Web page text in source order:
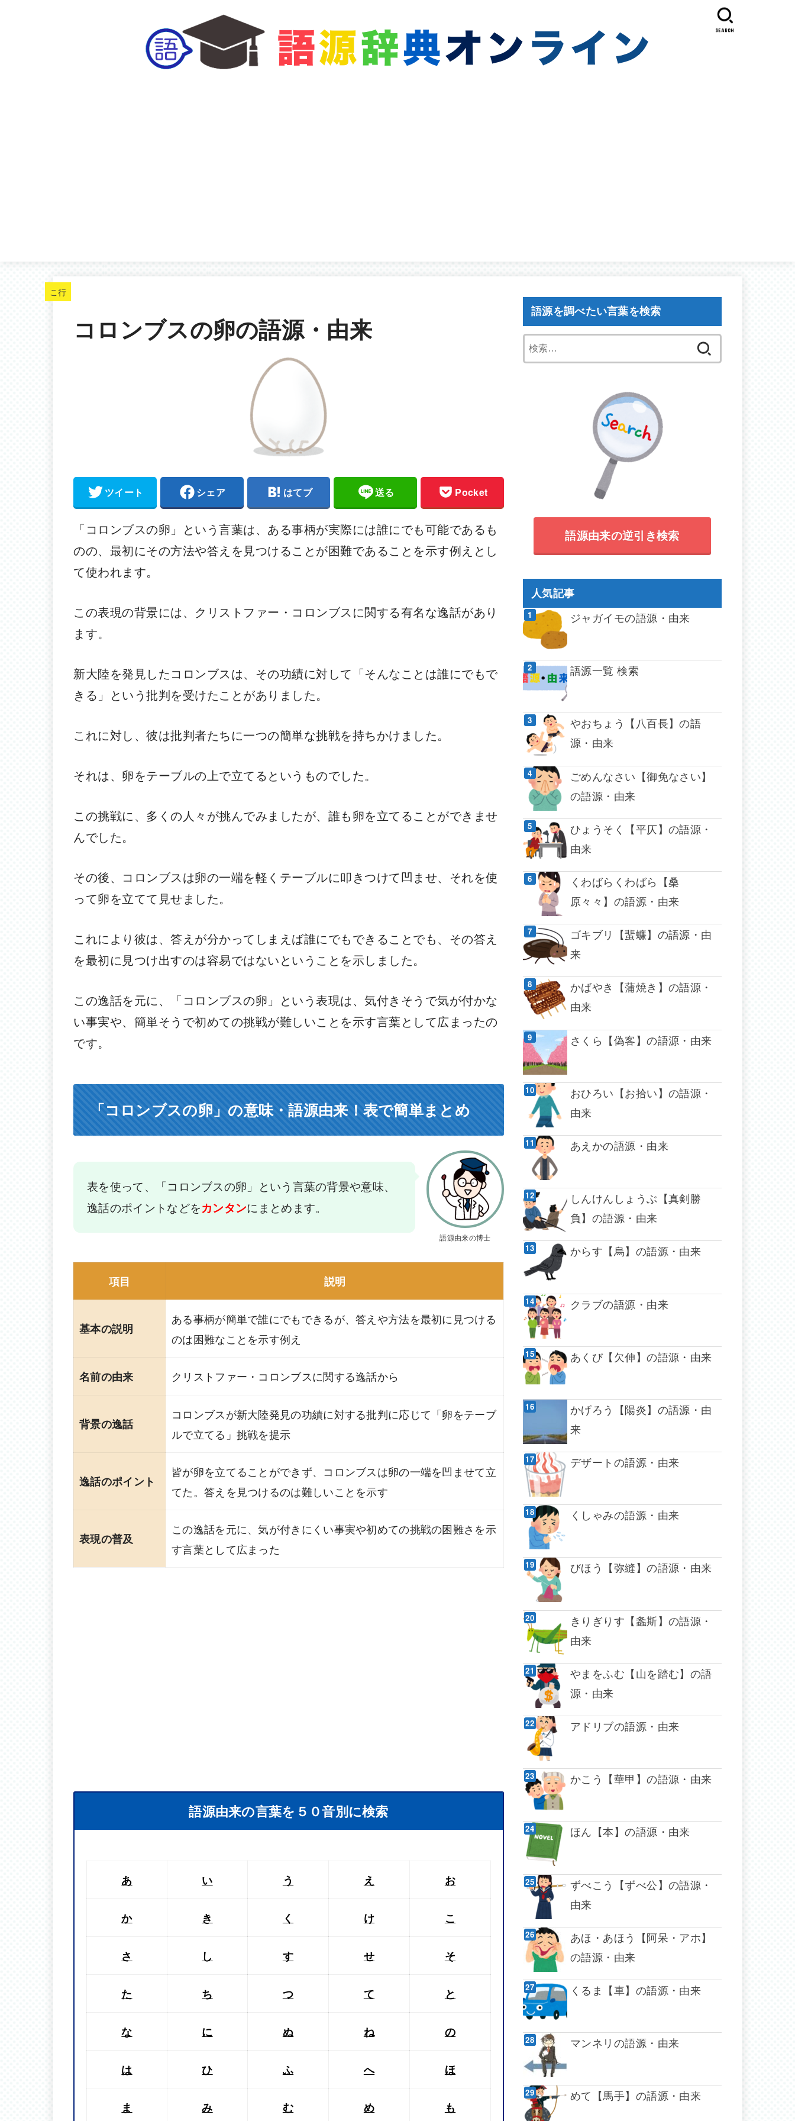
SEARCH
こ行
コロンブスの卵の語源・由来
ツイート シェア はてブ 送る Pocket
「コロンブスの卵」という言葉は、ある事柄が実際には誰にでも可能であるも
のの、最初にその方法や答えを見つけることが困難であることを示す例えとし
て使われます。
この表現の背景には、クリストファー・コロンブスに関する有名な逸話があり
ます。
新大陸を発見したコロンブスは、その功績に対して「そんなことは誰にでもで
きる」という批判を受けたことがありました。
これに対し、彼は批判者たちに一つの簡単な挑戦を持ちかけました。
それは、卵をテーブルの上で立てるというものでした。
この挑戦に、多くの人々が挑んでみましたが、誰も卵を立てることができませ
んでした。
その後、コロンブスは卵の一端を軽くテーブルに叩きつけて凹ませ、それを使
って卵を立てて見せました。
これにより彼は、答えが分かってしまえば誰にでもできることでも、その答え
を最初に見つけ出すのは容易ではないということを示しました。
この逸話を元に、「コロンブスの卵」という表現は、気付きそうで気が付かな
い事実や、簡単そうで初めての挑戦が難しいことを示す言葉として広まったの
です。
「コロンブスの卵」の意味・語源由来！表で簡単まとめ
語源由来の博士
表を使って、「コロンブスの卵」という言葉の背景や意味、
逸話のポイントなどをカンタンにまとめます。
項目 説明
基本の説明
ある事柄が簡単で誰にでもできるが、答えや方法を最初に見つける
のは困難なことを示す例え
名前の由来 クリストファー・コロンブスに関する逸話から
背景の逸話
コロンブスが新大陸発見の功績に対する批判に応じて「卵をテーブ
ルで立てる」挑戦を提示
逸話のポイント
皆が卵を立てることができず、コロンブスは卵の一端を凹ませて立
てた。答えを見つけるのは難しいことを示す
表現の普及
この逸話を元に、気が付きにくい事実や初めての挑戦の困難さを示
す言葉として広まった
語源由来の言葉を５０音別に検索
あ い う え お
か き く け こ
さ し す せ そ
た ち つ て と
な に ぬ ね の
は ひ ふ へ ほ
ま み む め も
語源を調べたい言葉を検索
索:
語源由来の逆引き検索
人気記事
ジャガイモの語源・由来
語源一覧 検索
やおちょう【八百長】の語
源・由来
ごめんなさい【御免なさい】
の語源・由来
ひょうそく【平仄】の語源・
由来
くわばらくわばら【桑
原々々】の語源・由来
ゴキブリ【蜚蠊】の語源・由
来
かばやき【蒲焼き】の語源・
由来
さくら【偽客】の語源・由来
おひろい【お拾い】の語源・
由来
あえかの語源・由来
しんけんしょうぶ【真剣勝
負】の語源・由来
からす【烏】の語源・由来
クラブの語源・由来
あくび【欠伸】の語源・由来
かげろう【陽炎】の語源・由
来
デザートの語源・由来
くしゃみの語源・由来
びほう【弥縫】の語源・由来
きりぎりす【螽斯】の語源・
由来
やまをふむ【山を踏む】の語
源・由来
アドリブの語源・由来
かこう【華甲】の語源・由来
ほん【本】の語源・由来
ずべこう【ずべ公】の語源・
由来
あほ・あほう【阿呆・アホ】
の語源・由来
くるま【車】の語源・由来
マンネリの語源・由来
めて【馬手】の語源・由来